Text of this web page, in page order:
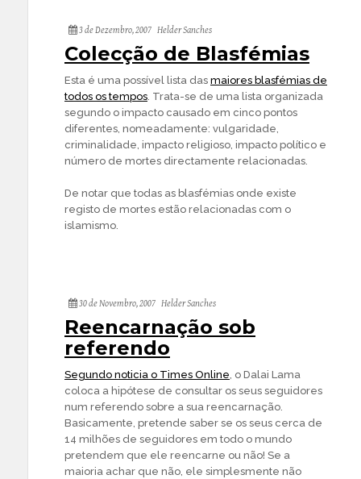
3 de Dezembro, 2007 Helder Sanches
Colecção de Blasfémias
Esta é uma possível lista das maiores blasfémias de
todos os tempos. Trata-se de uma lista organizada
segundo o impacto causado em cinco pontos
diferentes, nomeadamente: vulgaridade,
criminalidade, impacto religioso, impacto político e
número de mortes directamente relacionadas.
De notar que todas as blasfémias onde existe
registo de mortes estão relacionadas com o
islamismo.
30 de Novembro, 2007 Helder Sanches
Reencarnação sob
referendo
Segundo noticia o Times Online, o Dalai Lama
coloca a hipótese de consultar os seus seguidores
num referendo sobre a sua reencarnação.
Basicamente, pretende saber se os seus cerca de
14 milhões de seguidores em todo o mundo
pretendem que ele reencarne ou não! Se a
maioria achar que não, ele simplesmente não